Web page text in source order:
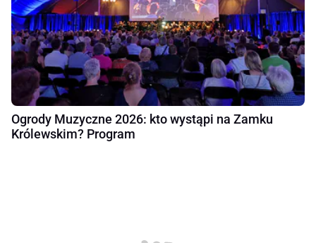
Ogrody Muzyczne 2026: kto wystąpi na Zamku
Królewskim? Program